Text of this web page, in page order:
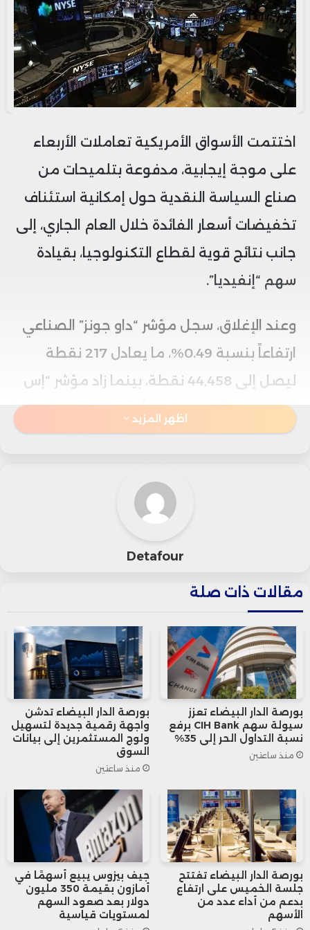
اختتمت الأسواق الأمريكية تعاملات الأربعاء
على موجة إيجابية، مدفوعة بتلميحات من
صناع السياسة النقدية حول إمكانية استئناف
تخفيضات أسعار الفائدة خلال العام الجاري، إلى
جانب نتائج قوية لقطاع التكنولوجيا، بقيادة
سهم “إنفيديا”.
وعند الإغلاق، سجل مؤشر “داو جونز” الصناعي
ارتفاعاً بنسبة 0.49%، ما يعادل 217 نقطة
ليصل إلى 44,458 نقطة، بينما زاد مؤشر “إس
آند بي 500” الأوسع نطاقاً بنسبة 0.61% إلى
6,263 نقطة. كما بلغ مؤشر “ناسداك المركب”
قفز أكثر من 2.6% ليصبح أول شركة في التاريخ
162.88 دولار بزيادة 1.80%، مع قيمة سوقية
بلغت 3.974 تريليون دولار.
وعلى الساحة الأوروبية، شهد مؤشر “ستوكس
يوروب 600” ارتفاعاً بنسبة 0.8% إلى 549.96
نقطة، مع تعزيز المؤشر الفرعي للقطاع
المصرفي مكاسبه بنسبة 2%.
وواصل المؤشر الألماني “داكس” صعوده
محققاً إغلاقاً قياسياً عند 24,549 نقطة، بينما
ارتفع “كاك” الفرنسي بنسبة 1.45% إلى 7,878
اظهر المزيد
Detafour
مقالات ذات صلة
بورصة الدار البيضاء تعزز
سيولة سهم CIH Bank برفع
نسبة التداول الحر إلى 35%
منذ ساعتين
بورصة الدار البيضاء تدشن
واجهة رقمية جديدة لتسهيل
ولوج المستثمرين إلى بيانات
السوق
منذ ساعتين
بورصة الدار البيضاء تفتتح
جلسة الخميس على ارتفاع
بدعم من أداء عدد من
الأسهم
جيف بيزوس يبيع أسهمًا في
أمازون بقيمة 350 مليون
دولار بعد صعود السهم
لمستويات قياسية